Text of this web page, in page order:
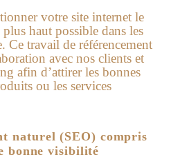
votre site internet le
haut possible dans les
Ce travail de référencement
avec nos clients et
afin d’attirer les bonnes
ou les services
naturel (SEO) compris
bonne visibilité